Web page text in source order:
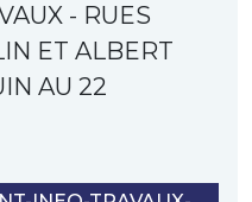
- RUES
ET ALBERT
AU 22